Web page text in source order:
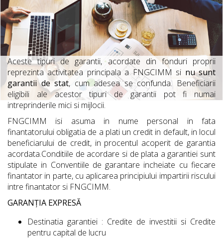
Aceste tipuri de garantii, acordate din fonduri proprii
reprezinta activitatea principala a FNGCIMM si nu sunt
garantii de stat, cum adesea se confunda. Beneficiarii
eligibili ale acestor tipuri de garantii pot fi numai
intreprinderile mici si mijlocii.
FNGCIMM isi asuma in nume personal in fata
finantatorului obligatia de a plati un credit in default, in locul
beneficiarului de credit, in procentul acoperit de garantia
acordata.Conditiile de acordare si de plata a garantiei sunt
stipulate in Conventiile de garantare incheiate cu fiecare
finantator in parte, cu aplicarea principiului impartirii riscului
intre finantator si FNGCIMM.
GARANȚIA EXPRESĂ
Destinatia garantiei : Credite de investitii si Credite
pentru capital de lucru